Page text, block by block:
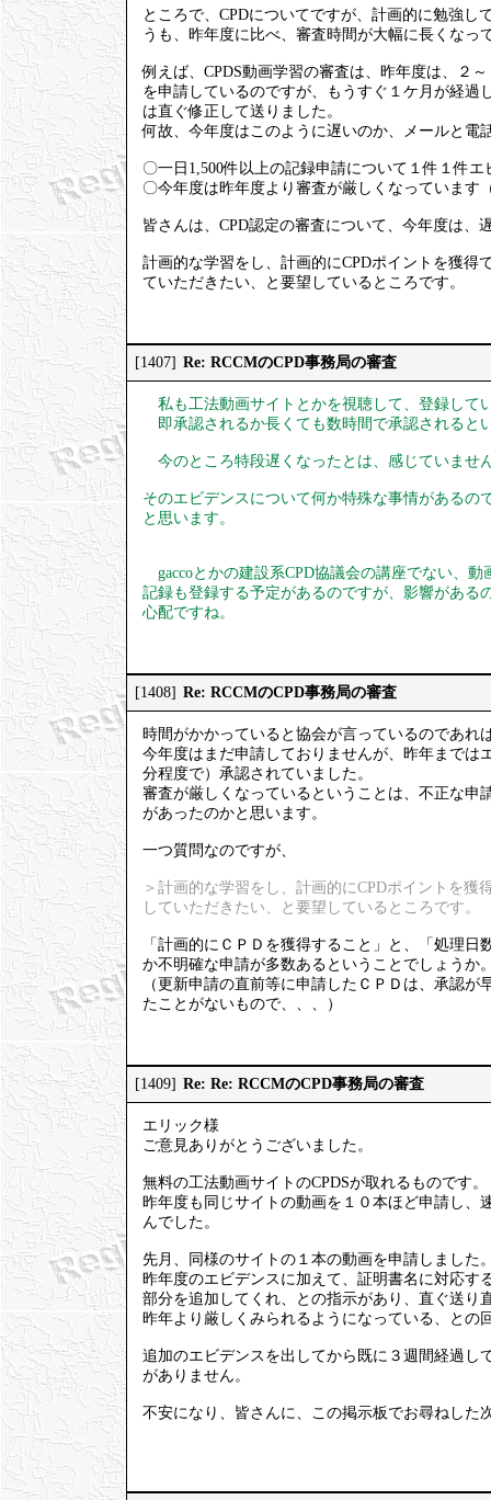
ところで、CPDについてですが、計画的に勉強し
うも、昨年度に比べ、審査時間が大幅に長くなっ
例えば、CPDS動画学習の審査は、昨年度は、２
を申請しているのですが、もうすぐ１ケ月が経
は直ぐ修正して送りました。
何故、今年度はこのように遅いのか、メールと電
〇一日1,500件以上の記録申請について１件１件
〇今年度は昨年度より審査が厳しくなっています
皆さんは、CPD認定の審査について、今年度は、
計画的な学習をし、計画的にCPDポイントを獲得
ていただきたい、と要望しているところです。
[1407] Re: RCCMのCPD事務局の審査
私も工法動画サイトとかを視聴して、登録して
即承認されるか長くても数時間で承認されると
今のところ特段遅くなったとは、感じていませ
そのエビデンスについて何か特殊な事情があるの
と思います。
gaccoとかの建設系CPD協議会の講座でない、動
記録も登録する予定があるのですが、影響がある
心配ですね。
[1408] Re: RCCMのCPD事務局の審査
時間がかかっていると協会が言っているのであれ
今年度はまだ申請しておりませんが、昨年までは
分程度で）承認されていました。
審査が厳しくなっているということは、不正な申
があったのかと思います。
一つ質問なのですが、
＞計画的な学習をし、計画的にCPDポイントを
していただきたい、と要望しているところです。
「計画的にＣＰＤを獲得すること」と、「処理
か不明確な申請が多数あるということでしょうか
（更新申請の直前等に申請したＣＰＤは、承認
たことがないもので、、、）
[1409] Re: Re: RCCMのCPD事務局の審査
エリック様
ご意見ありがとうございました。
無料の工法動画サイトのCPDSが取れるものです。
昨年度も同じサイトの動画を１０本ほど申請し
んでした。
先月、同様のサイトの１本の動画を申請しました
昨年度のエビデンスに加えて、証明書名に対応す
部分を追加してくれ、との指示があり、直ぐ送り
昨年より厳しくみられるようになっている、との
追加のエビデンスを出してから既に３週間経過し
がありません。
不安になり、皆さんに、この掲示板でお尋ねした